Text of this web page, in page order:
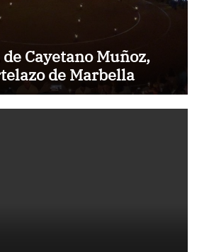
Cayetano Muñoz,
de Marbella